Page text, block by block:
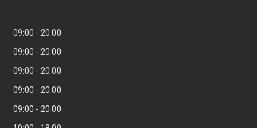
09:00
20:00
09:00
20:00
09:00
20:00
09:00
20:00
09:00
20:00